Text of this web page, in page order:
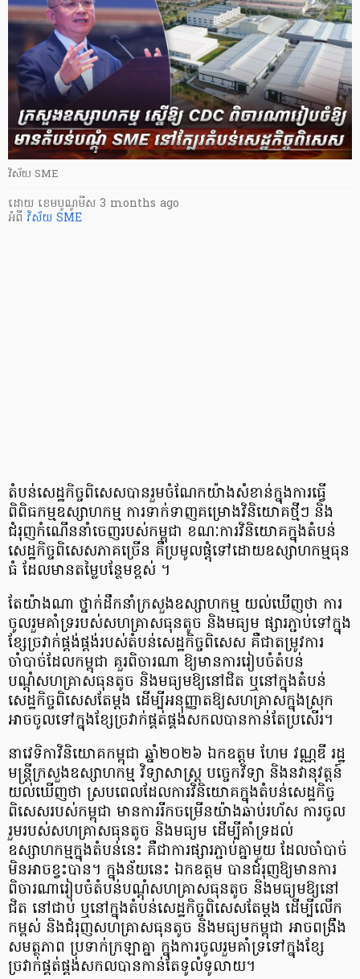
វិស័យ SME
ដោយ ​ ខេមបូណូមីស 3 months ago
អំពី វិស័យ SME
តំបន់សេដ្ឋកិច្ចពិសេសបានរួមចំណែកយ៉ាងសំខាន់ក្នុងការធ្វើ
ពិពិធកម្មឧស្សាហកម្ម ការទាក់ទាញគម្រោងវិនិយោគថ្មីៗ និង
ជំរុញកំណើននាំចេញរបស់កម្ពុជា ខណៈការវិនិយោគក្នុងតំបន់
សេដ្ឋកិច្ចពិសេសភាគច្រើន គឺប្រមូលផ្តុំទៅដោយឧស្សាហកម្មធុន
ធំ ដែលមានតម្លៃបន្ថែមខ្ពស់ ។
តែយ៉ាងណា ថ្នាក់ដឹកនាំក្រសួងឧស្សាហកម្ម យល់ឃើញថា ការ
ចូលរួមគាំទ្ររបស់សហគ្រាសធុនតូច និងមធ្យម ផ្សារភ្ជាប់ទៅក្នុង
ខ្សែច្រវាក់ផ្គង់ផ្គង់របស់តំបន់សេដ្ឋកិច្ចពិសេស គឺជាតម្រូវការ
ចាំបាច់ដែលកម្ពុជា គួរពិចារណា ឱ្យមានការរៀបចំតំបន់
បណ្តុំសហគ្រាសធុនតូច និងមធ្យមឱ្យនៅជិត ឬនៅក្នុងតំបន់
សេដ្ឋកិច្ចពិសេសតែម្តង ដើម្បីអនុញ្ញាតឱ្យសហគ្រាសក្នុងស្រុក
អាចចូលទៅក្នុងខ្សែច្រវាក់ផ្គត់ផ្គង់សកលបានកាន់តែប្រសើរ។
​នាវេទិកាវិនិយោគកម្ពុជា ឆ្នាំ២០២៦ ឯកឧត្តម ហែម វណ្ណឌី រដ្ឋ
មន្ត្រីក្រសួងឧស្សាហកម្ម វិទ្យាសាស្ត្រ បច្ចេកវិទ្យា និងនវានុវត្តន៍
យល់ឃើញថា ស្របពេលដែលការវិនិយោគក្នុងតំបន់សេដ្ឋកិច្ច
ពិសេសរបស់កម្ពុជា មានការរីកចម្រើនយ៉ាងឆាប់រហ័ស ការចូល
រួមរបស់សហគ្រាសធុនតូច និងមធ្យម ដើម្បីគាំទ្រដល់
ឧស្សាហកម្មក្នុងតំបន់នេះ គឺជាការផ្សារភ្ជាប់គ្នាមួយ ដែលចាំបាច់
មិនអាចខ្វះបាន។ ក្នុងន័យនេះ ឯកឧត្តម បានជំរុញឱ្យមានការ
ពិចារណារៀបចំតំបន់បណ្តុំសហគ្រាសធុនតូច និងមធ្យមឱ្យនៅ
ជិត នៅជាប់ ឬនៅក្នុងតំបន់សេដ្ឋកិច្ចពិសេសតែម្តង ដើម្បីលើក
កម្ពស់ និងជំរុញសហគ្រាសធុនតូច និងមធ្យមកម្ពុជា អាចពង្រឹង
សមត្ថភាព ប្រទាក់ក្រឡាគ្នា ក្នុងការចូលរួមគាំទ្រទៅក្នុងខ្សែ
ច្រវាក់ផ្គត់ផ្គង់សកលបានកាន់តែទូលំទូលាយ។